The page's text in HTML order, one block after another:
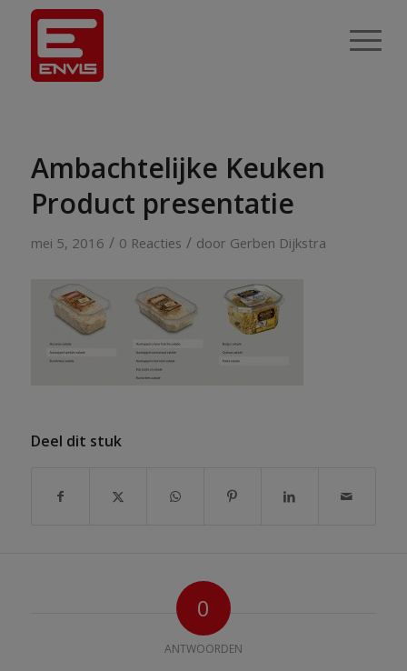
Ambachtelijke Keuken
Product presentatie
mei 5, 2016 / 0 Reacties / door Gerben Dijkstra
Deel dit stuk
0
ANTWOORDEN